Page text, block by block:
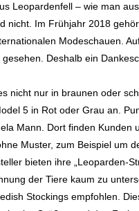
Leopardenfell – wie man
nicht. Im Frühjahr 2018
Modeschauen.
Deshalb ein
nicht nur in braunen oder
5 in Rot oder Grau an.
Mann. Dort finden
Muster, zum Beispiel um
bieten ihre „Leoparden-
der Tiere kaum zu
Stockings empfohlen.